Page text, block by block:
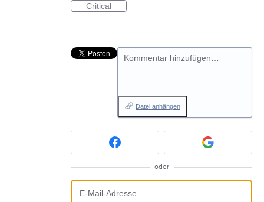
Critical
Kommentar hinzufügen…
Datei anhängen
oder